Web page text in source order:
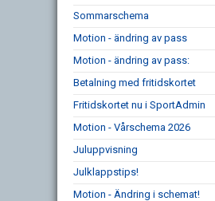
Sommarschema
Motion - ändring av pass
Motion - ändring av pass:
Betalning med fritidskortet
Fritidskortet nu i SportAdmin
Motion - Vårschema 2026
Juluppvisning
Julklappstips!
Motion - Ändring i schemat!